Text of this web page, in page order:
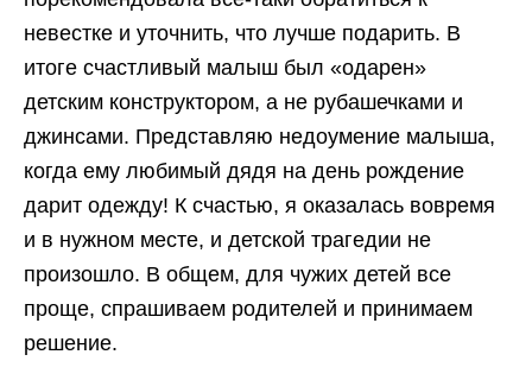
невестке и уточнить, что лучше подарить. В
итоге счастливый малыш был «одарен»
детским конструктором, а не рубашечками и
джинсами. Представляю недоумение малыша,
когда ему любимый дядя на день рождение
дарит одежду! К счастью, я оказалась вовремя
и в нужном месте, и детской трагедии не
произошло. В общем, для чужих детей все
проще, спрашиваем родителей и принимаем
решение.